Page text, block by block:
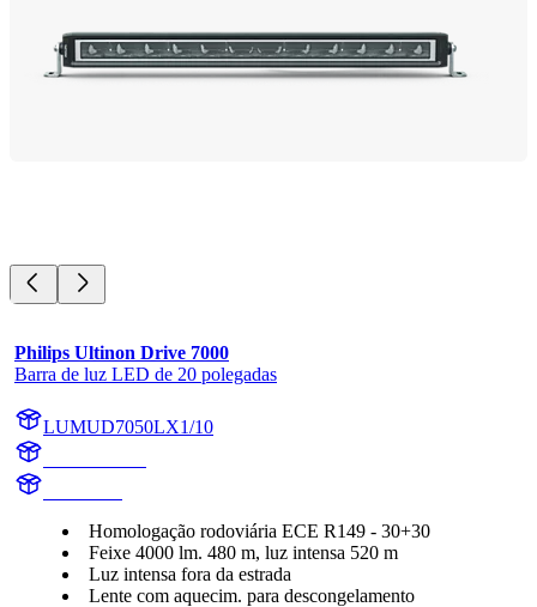
Philips Ultinon Drive 7000
Barra de luz LED de 20 polegadas
LUMUD7050LX1/10
Homologação rodoviária ECE R149 - 30+30
Feixe 4000 lm. 480 m, luz intensa 520 m
Luz intensa fora da estrada
Lente com aquecim. para descongelamento